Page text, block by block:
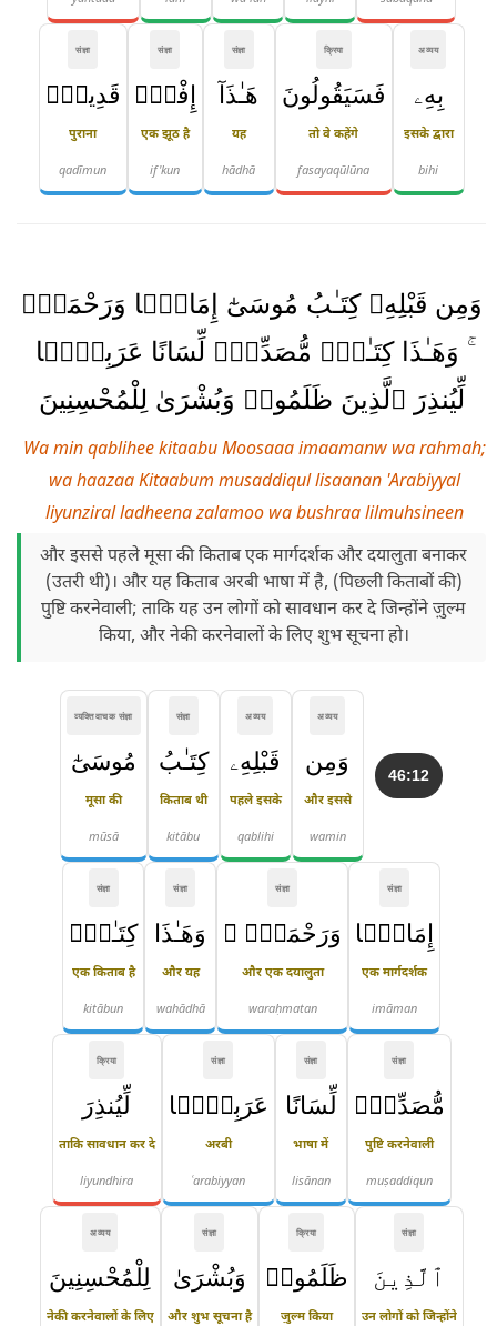
अव्यय
بِهِۦ
इसके द्वारा
bihi
क्रिया
فَسَيَقُولُونَ
तो वे कहेंगे
fasayaqūlūna
संज्ञा
هَـٰذَآ
यह
hādhā
संज्ञा
إِفْكٌۭ
एक झूठ है
if'kun
संज्ञा
قَدِيمٌۭ
पुराना
qadīmun
وَمِن قَبْلِهِۦ كِتَـٰبُ مُوسَىٰٓ إِمَامًۭا وَرَحْمَةًۭ
ۚ وَهَـٰذَا كِتَـٰبٌۭ مُّصَدِّقٌۭ لِّسَانًا عَرَبِيًّۭا
لِّيُنذِرَ ٱلَّذِينَ ظَلَمُوا۟ وَبُشْرَىٰ لِلْمُحْسِنِينَ
Wa min qablihee kitaabu Moosaaa imaamanw wa rahmah;
wa haazaa Kitaabum musaddiqul lisaanan 'Arabiyyal
liyunziral ladheena zalamoo wa bushraa lilmuhsineen
और इससे पहले मूसा की किताब एक मार्गदर्शक और दयालुता बनाकर
(उतरी थी)। और यह किताब अरबी भाषा में है, (पिछली किताबों की)
पुष्टि करनेवाली; ताकि यह उन लोगों को सावधान कर दे जिन्होंने ज़ुल्म
किया, और नेकी करनेवालों के लिए शुभ सूचना हो।
46:12
अव्यय
وَمِن
और इससे
wamin
अव्यय
قَبْلِهِۦ
पहले इसके
qablihi
संज्ञा
كِتَـٰبُ
किताब थी
kitābu
व्यक्तिवाचक संज्ञा
مُوسَىٰٓ
मूसा की
mūsā
संज्ञा
إِمَامًۭا
एक मार्गदर्शक
imāman
संज्ञा
وَرَحْمَةًۭ ۚ
और एक दयालुता
waraḥmatan
संज्ञा
وَهَـٰذَا
और यह
wahādhā
संज्ञा
كِتَـٰبٌۭ
एक किताब है
kitābun
संज्ञा
مُّصَدِّقٌۭ
पुष्टि करनेवाली
muṣaddiqun
संज्ञा
لِّسَانًا
भाषा में
lisānan
संज्ञा
عَرَبِيًّۭا
अरबी
ʿarabiyyan
क्रिया
لِّيُنذِرَ
ताकि सावधान कर दे
liyundhira
संज्ञा
ٱلَّذِينَ
उन लोगों को जिन्होंने
क्रिया
ظَلَمُوا۟
ज़ुल्म किया
संज्ञा
وَبُشْرَىٰ
और शुभ सूचना है
अव्यय
لِلْمُحْسِنِينَ
नेकी करनेवालों के लिए